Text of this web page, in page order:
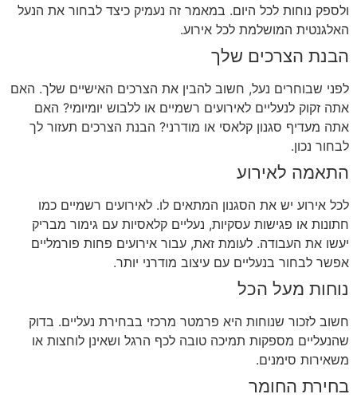
ולספק נוחות לכל היום. במאמר זה נעמיק כיצד לבחור את הנעל
האלגנטית המושלמת לכל אירוע.
הבנת הצרכים שלך
לפני שבוחרים נעל, חשוב להבין את הצרכים האישיים שלך. האם
אתה זקוק לנעליים לאירועים רשמיים או ללבוש יומיומי? האם
אתה מעדיף סגנון קלאסי או מודרני? הבנת הצרכים תעזור לך
לבחור נכון.
התאמה לאירוע
לכל אירוע יש את הסגנון המתאים לו. לאירועים רשמיים כמו
חתונות או פגישות עסקיות, נעליים קלאסיות עם גימור מבריק
יעשו את העבודה. לעומת זאת, עבור אירועים פחות פורמליים
אפשר לבחור בנעליים עם עיצוב מודרני יותר.
נוחות מעל הכל
חשוב לזכור שנוחות היא פרמטר מרכזי בבחירת נעליים. בדוק
שהנעליים מספקות תמיכה טובה לכף הרגל ושאינן לוחצות או
משאירות סימנים.
בחירת החומר